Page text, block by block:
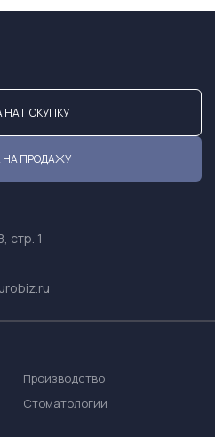
НА ПОКУПКУ
НА ПРОДАЖУ
стр. 1
Производство
Стоматологии